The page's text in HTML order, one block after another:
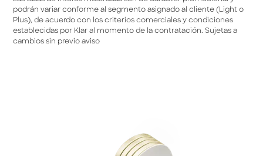
podrán variar conforme al segmento asignado al cliente (Light o
Plus), de acuerdo con los criterios comerciales y condiciones
establecidas por Klar al momento de la contratación. Sujetas a
cambios sin previo aviso